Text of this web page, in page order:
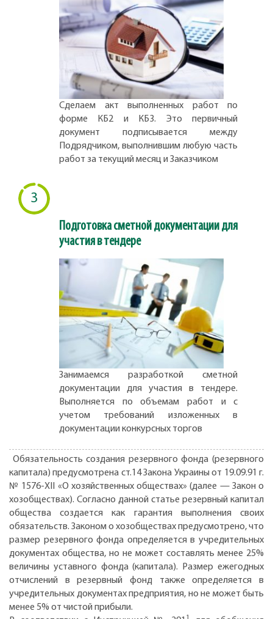
Сделаем акт выполненных работ по
форме КБ2 и КБ3. Это первичный
документ подписывается между
Подрядчиком, выполнившим любую часть
работ за текущий месяц и Заказчиком
3
Подготовка сметной документации для
участия в тендере
Занимаемся разработкой сметной
документации для участия в тендере.
Выполняется по объемам работ и с
учетом требований изложенных в
документации конкурсных торгов
Обязательность создания резервного фонда (резервного
капитала) предусмотрена ст.14 Закона Украины от 19.09.91 г.
№ 1576-ХII «О хозяйственных обществах» (далее — Закон о
хозобществах). Согласно данной статье резервный капитал
общества создается как гарантия выполнения своих
обязательств. Законом о хозобществах предусмотрено, что
размер резервного фонда определяется в учредительных
документах общества, но не может составлять менее 25%
величины уставного фонда (капитала). Размер ежегодных
отчислений в резервный фонд также определяется в
учредительных документах предприятия, но не может быть
менее 5% от чистой прибыли.